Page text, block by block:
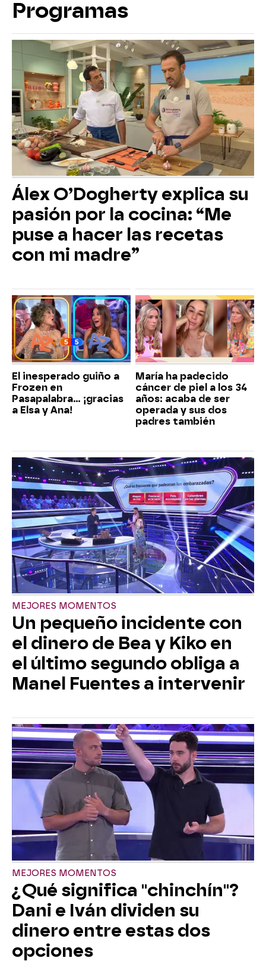
Programas
Álex O’Dogherty explica su
pasión por la cocina: “Me
puse a hacer las recetas
con mi madre”
El inesperado guiño a
Frozen en
Pasapalabra… ¡gracias
a Elsa y Ana!
María ha padecido
cáncer de piel a los 34
años: acaba de ser
operada y sus dos
padres también
MEJORES MOMENTOS
Un pequeño incidente con
el dinero de Bea y Kiko en
el último segundo obliga a
Manel Fuentes a intervenir
MEJORES MOMENTOS
¿Qué significa "chinchín"?
Dani e Iván dividen su
dinero entre estas dos
opciones